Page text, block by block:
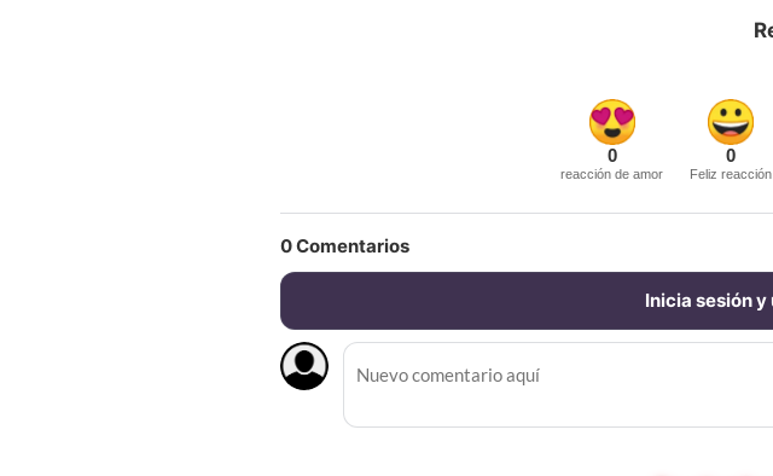
0
reacción de amor
0
Feliz reacción
0Comentarios
Inicia sesión